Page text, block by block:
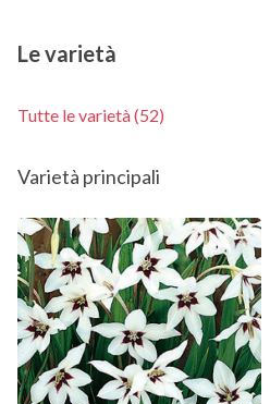
Le varietà
Tutte le varietà (52)
Varietà principali